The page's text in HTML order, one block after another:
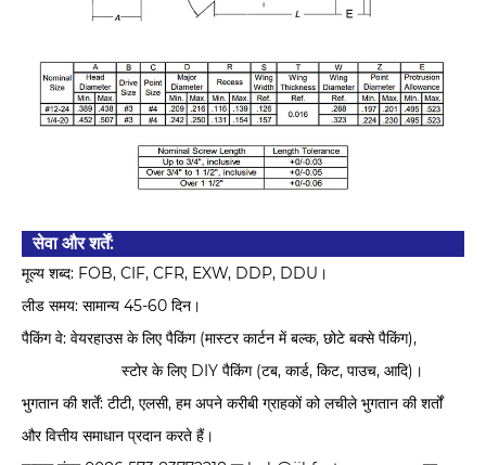
सेवा और शर्तें:
मूल्य शब्द: FOB, CIF, CFR, EXW, DDP, DDU।
लीड समय: सामान्य 45-60 दिन।
पैकिंग वे: वेयरहाउस के लिए पैकिंग (मास्टर कार्टन में बल्क, छोटे बक्से पैकिंग),
स्टोर के लिए DIY पैकिंग (टब, कार्ड, किट, पाउच, आदि)।
भुगतान की शर्तें: टीटी, एलसी, हम अपने करीबी ग्राहकों को लचीले भुगतान की शर्तों
और वित्तीय समाधान प्रदान करते हैं।